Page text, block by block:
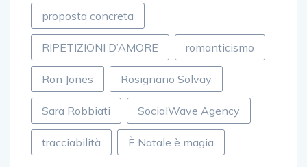
proposta concreta
RIPETIZIONI D’AMORE romanticismo
Ron Jones Rosignano Solvay
Sara Robbiati SocialWave Agency
tracciabilità È Natale è magia